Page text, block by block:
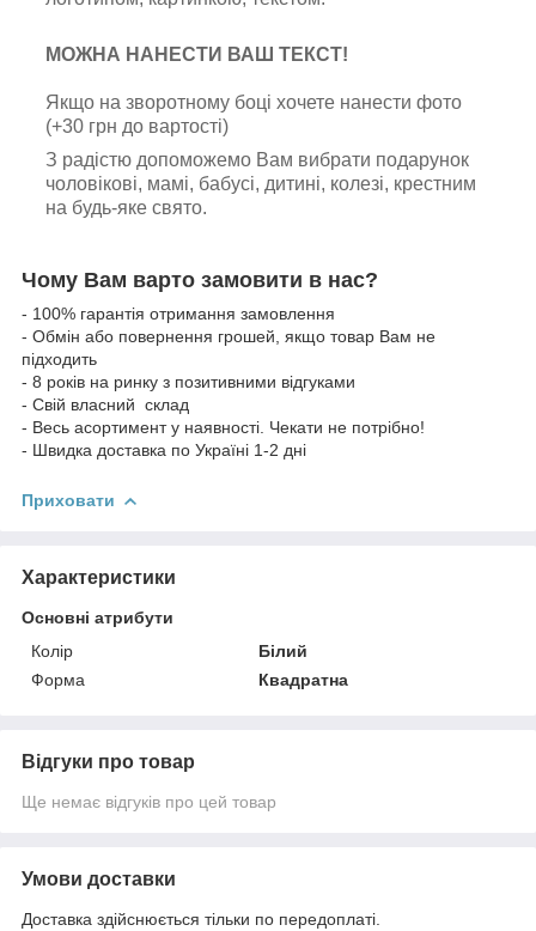
МОЖНА НАНЕСТИ ВАШ ТЕКСТ!
Якщо на зворотному боці хочете нанести фото
(+30 грн до вартості)
З радістю допоможемо Вам вибрати подарунок
чоловікові, мамі, бабусі, дитині, колезі, крестним
на будь-яке свято.
Чому Вам варто замовити в нас?
- 100% гарантія отримання замовлення
- Обмін або повернення грошей, якщо товар Вам не
підходить
- 8 років на ринку з позитивними відгуками
- Свій власний склад
- Весь асортимент у наявності. Чекати не потрібно!
- Швидка доставка по Україні 1-2 дні
Приховати
Характеристики
Основні атрибути
Колір
Білий
Форма
Квадратна
Відгуки про товар
Ще немає відгуків про цей товар
Умови доставки
Доставка здійснюється тільки по передоплаті.